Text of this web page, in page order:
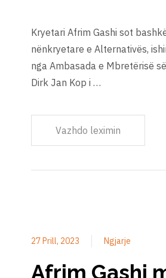
Kryetari Afrim Gashi sot
nënkryetare e Alternativës,
nga Ambasada e Mbretërisë
Dirk Jan Kop i …
Vazhdo leximin
27 Prill, 2023 Ngjarje
Afrim Gashi